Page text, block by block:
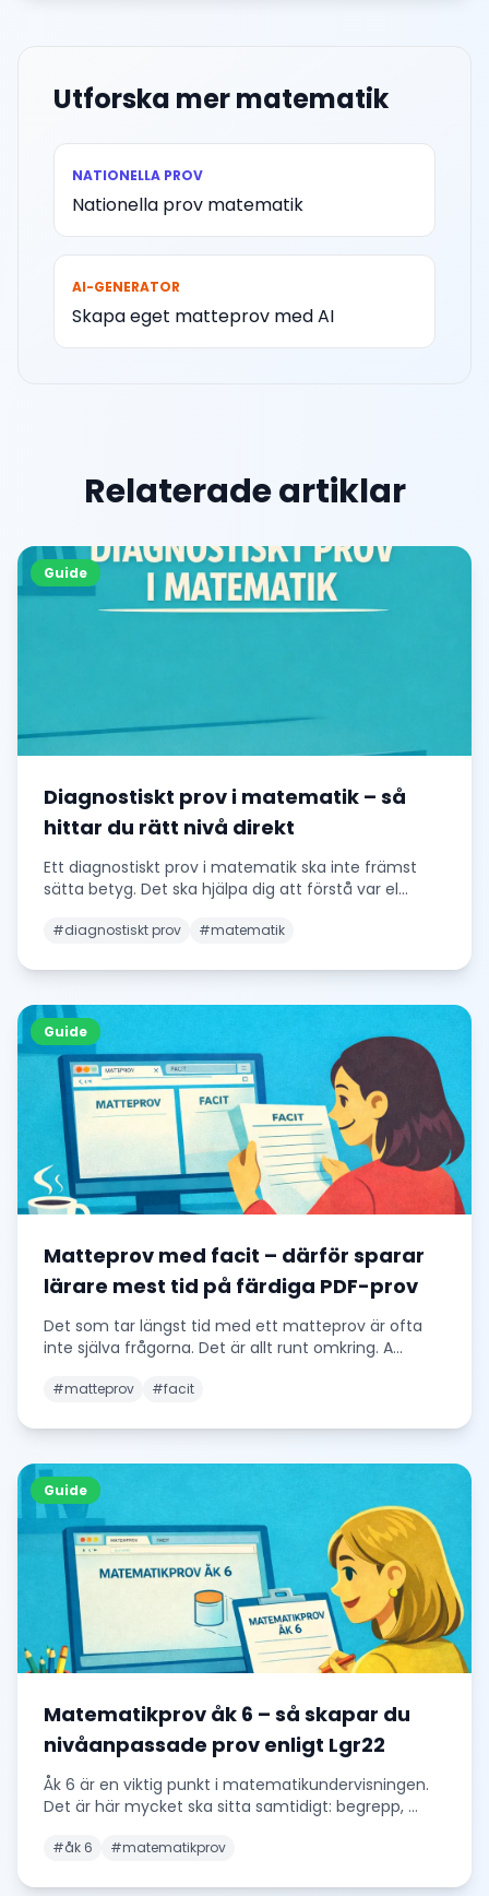
Utforska mer matematik
NATIONELLA PROV
Nationella prov matematik
AI-GENERATOR
Skapa eget matteprov med AI
Relaterade artiklar
Guide
Diagnostiskt prov i matematik – så
hittar du rätt nivå direkt
Ett diagnostiskt prov i matematik ska inte främst
sätta betyg. Det ska hjälpa dig att förstå var el...
#diagnostiskt prov #matematik
Guide
Matteprov med facit – därför sparar
lärare mest tid på färdiga PDF-prov
Det som tar längst tid med ett matteprov är ofta
inte själva frågorna. Det är allt runt omkring. A...
#matteprov #facit
Guide
Matematikprov åk 6 – så skapar du
nivåanpassade prov enligt Lgr22
Åk 6 är en viktig punkt i matematikundervisningen.
Det är här mycket ska sitta samtidigt: begrepp, ...
#åk 6 #matematikprov